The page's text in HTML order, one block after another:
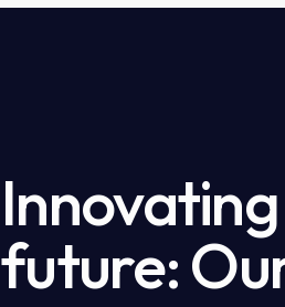
future: